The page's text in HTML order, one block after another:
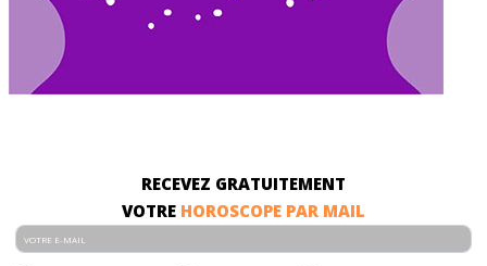
RECEVEZ GRATUITEMENT
VOTRE HOROSCOPE PAR MAIL